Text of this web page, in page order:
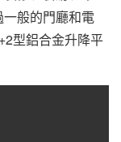
般的門廳和電
型鋁合金升降平